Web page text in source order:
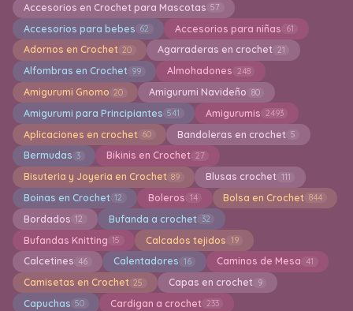
Accesorios en Crochet para Mascotas 57
Accesorios para bebes 62 Accesorios para niñas 61
Adornos en Crochet 20 Agarraderas en crochet 21
Alfombras en Crochet 99 Almohadones 248
Amigurumi Gnomo 20 Amigurumi Navideño 80
Amigurumi para Principiantes 541 Amigurumis 2493
Aplicaciones en crochet 60 Bandoleras en crochet 5
Bermudas 3 Bikinis en Crochet 27
Bisuteria y Joyeria en Crochet 89 Blusas crochet 111
Boinas en Crochet 12 Boleros 14 Bolsa en Crochet 844
Bordados 12 Bufanda a crochet 32
Bufandas Knitting 15 Calcados tejidos 19
Calcetines 46 Calentadores 16 Caminos de Mesa 41
Camisetas en Crochet 25 Capas en crochet 9
Capuchas 50 Cardigan a crochet 233